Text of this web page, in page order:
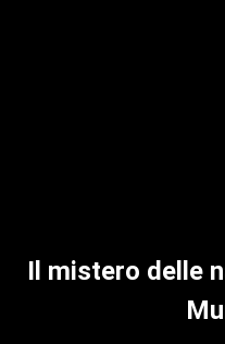
Il mistero delle